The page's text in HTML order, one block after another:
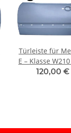
Türleiste für
E – Klasse
2003 vorne
120,00 €